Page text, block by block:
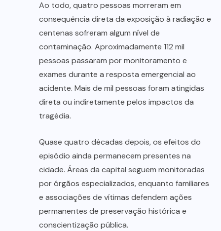
Ao todo, quatro pessoas morreram em
consequência direta da exposição à radiação e
centenas sofreram algum nível de
contaminação. Aproximadamente 112 mil
pessoas passaram por monitoramento e
exames durante a resposta emergencial ao
acidente. Mais de mil pessoas foram atingidas
direta ou indiretamente pelos impactos da
tragédia.
Quase quatro décadas depois, os efeitos do
episódio ainda permanecem presentes na
cidade. Áreas da capital seguem monitoradas
por órgãos especializados, enquanto familiares
e associações de vítimas defendem ações
permanentes de preservação histórica e
conscientização pública.